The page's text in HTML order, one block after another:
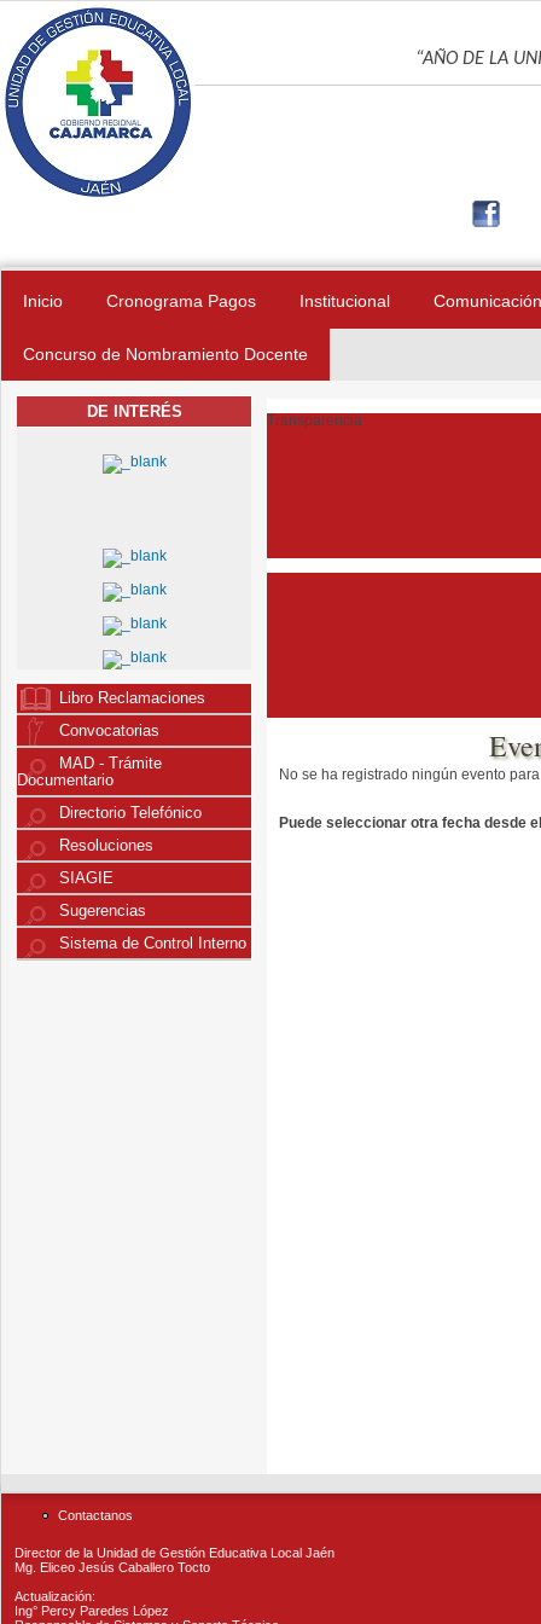
Pasar al contenido principal
“AÑO DE LA
Inicio Cronograma Pagos Institucional Comunicación
Concurso de Nombramiento Docente
DE INTERÉS
Libro Reclamaciones
Convocatorias
MAD - Trámite
Documentario
Directorio Telefónico
Resoluciones
SIAGIE
Sugerencias
Sistema de Control Interno
Transparencia
No se ha registrado ningún evento
Puede seleccionar otra fecha desde
Contactanos
Director de la Unidad de Gestión Educativa Local Jaén
Mg. Eliceo Jesús Caballero Tocto
Actualización:
Ing° Percy Paredes López